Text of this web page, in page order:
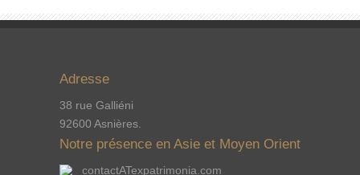
Adresse
38 rue Galliéni
92600 Asnières.
Notre présence en Asie et Moyen Orient
contactATexpatrimonia.com